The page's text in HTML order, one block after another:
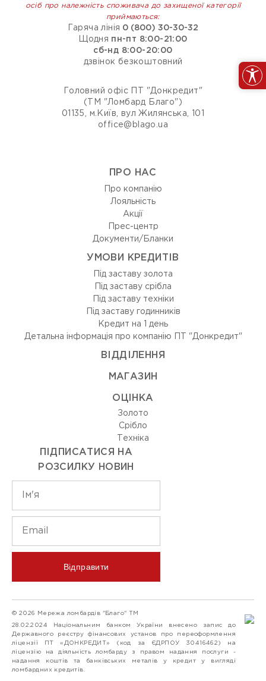
осіб про належність споживача до захищеної категорії
приймаються:
Гаряча лінія 0 (800) 30-30-32
Щодня
пн-пт 8:00-21:00
сб-нд 8:00-20:00
дзвінок безкоштовний
Головний офіс ПТ "Донкредит"
(ТМ "Ломбард Благо")
01135, м.Київ, вул Жилянська, 101
office@blago.ua
ПРО НАС
Про компанію
Лояльність
Акції
Прес-центр
Документи/Бланки
УМОВИ КРЕДИТІВ
Під заставу золота
Під заставу срібла
Під заставу техніки
Під заставу годинників
Кредит на 1 день
Детальна інформація про компанію ПТ "Донкредит"
ВIДДIЛЕННЯ
МАГАЗИН
ОЦIНКА
Золото
Срiбло
Технiка
ПІДПИСАТИСЯ НА
РОЗСИЛКУ НОВИН
Відправити
© 2026 Мережа ломбардів "Благо" ТМ
28.02.2024 Національним банком України внесено запис до
Державного реєстру фінансових установ про переоформлення
ліцензії ПТ «ДОНКРЕДИТ» (код за ЄДРПОУ 30416462) на
ліцензію на діяльність ломбарду з правом надання послуги -
надання коштів та банківських металів у кредит у вигляді
ломбардних кредитів.